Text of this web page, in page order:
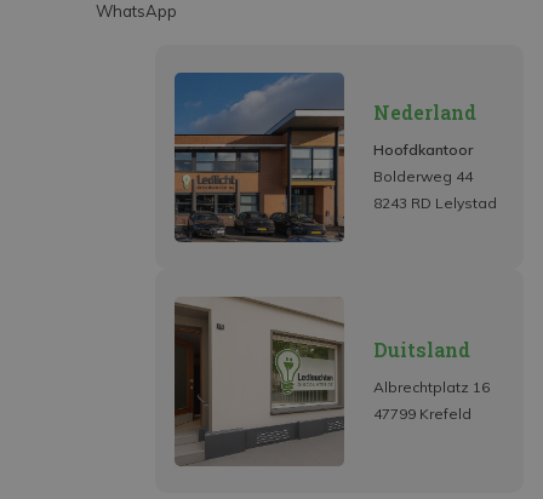
WhatsApp
Nederland
Hoofdkantoor
Bolderweg 44
8243 RD Lelystad
Duitsland
Albrechtplatz 16
47799 Krefeld